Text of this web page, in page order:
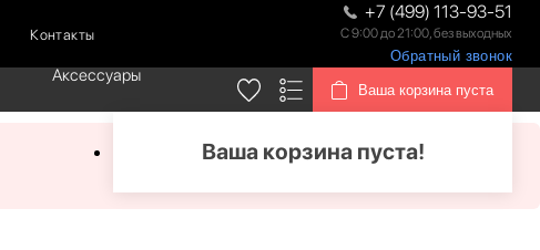
Контакты
+7 (499) 113-93-51
С 9:00 до 21:00, без выходных
Обратный звонок
Аксессуары
Ваша корзина пуста
Ваша корзина пуста!